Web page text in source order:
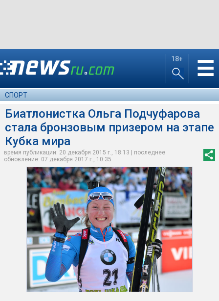
18+ ☰
СПОРТ
Биатлонистка Ольга Подчуфарова
стала бронзовым призером на этапе
Кубка мира
время публикации: 20 декабря 2015 г., 18:13 | последнее
обновление: 07 декабря 2017 г., 10:35